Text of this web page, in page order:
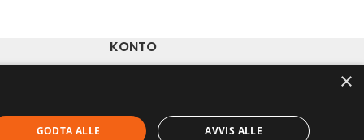
KONTO
Kontodetaljer
Glemt passord
×
GODTA ALLE AVVIS ALLE